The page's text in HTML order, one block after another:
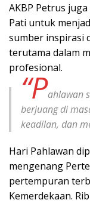
AKBP Petrus
Pati untuk
sumber inspirasi
terutama dalam
profesional.
“Pahlawan
berjuang di
keadilan, dan
Hari Pahlawan
mengenang
pertempuran
Kemerdekaan.